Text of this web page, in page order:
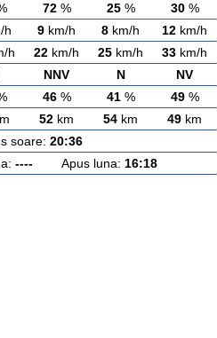
72% 25% 30%
h 9 km/h 8 km/h 12 km/h
h 22 km/h 25 km/h 33 km/h
NNV N NV
46% 41% 49%
52 km 54 km 49 km
20:36
----Apus luna: 16:18